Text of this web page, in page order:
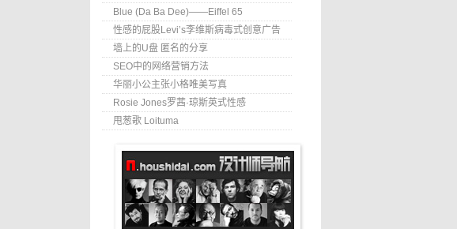
Blue (Da Ba Dee)——Eiffel 65
性感的屁股Levi’s李维斯病毒式创意广告
墙上的U盘 匿名的分享
SEO中的网络营销方法
华丽小公主张小格唯美写真
Rosie Jones罗茜·琼斯英式性感
甩葱歌 Loituma